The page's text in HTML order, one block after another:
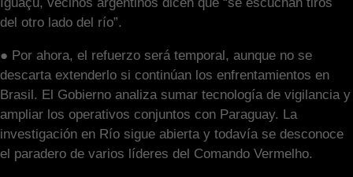
del otro lado del río”.
● Por ahora, el refuerzo será temporal, aunque no se
descarta extenderlo si continúan los enfrentamientos en
Brasil. El Gobierno analiza sumar tecnología de vigilancia y
ampliar los operativos conjuntos con Paraguay. La
investigación en Río sigue abierta y todavía se desconoce
el paradero de varios líderes del Comando Vermelho.